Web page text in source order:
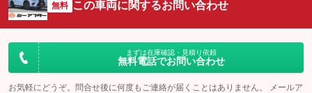
無料 この車両に関するお問い合わせ
まずは在庫確認・見積り依頼
無料電話でお問い合わせ
お気軽にどうぞ。問合せ後に何度もご連絡が届くことはありません。 メールア